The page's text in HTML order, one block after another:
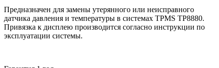
Предназначен для замены утерянного или неисправного
датчика давления и температуры в системах TPMS TP8880.
Привязка к дисплею производится согласно инструкции по
эксплуатации системы.